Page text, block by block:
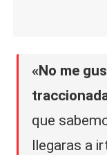
«No me
que
llegaras a